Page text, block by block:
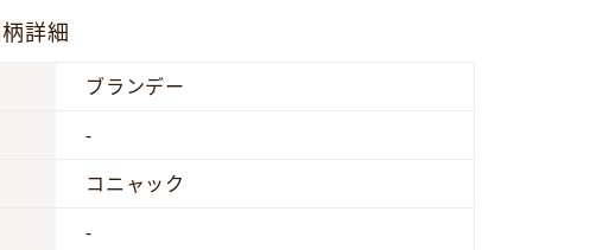
詳細
ブランデー
-
コニャック
-